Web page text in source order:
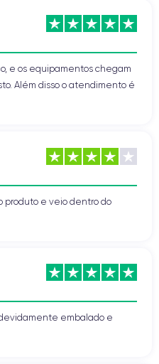
e os equipamentos chegam
Além disso o atendimento é
produto e veio dentro do
embalado e